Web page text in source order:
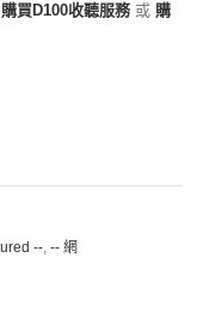
購買D100收聽服務 或 購
--, -- 網